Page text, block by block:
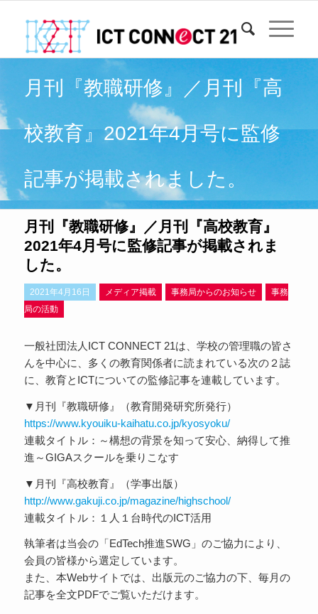
月刊『教職研修』／月刊『高
校教育』2021年4月号に監修
記事が掲載されました。
月刊『教職研修』／月刊『高校教育』
2021年4月号に監修記事が掲載されま
した。
2021年4月16日 メディア掲載 事務局からのお知らせ
事務
局の活動
一般社団法人ICT CONNECT 21は、学校の管理職の皆さ
んを中心に、多くの教育関係者に読まれている次の２誌
に、教育とICTについての監修記事を連載しています。
▼月刊『教職研修』（教育開発研究所発行）
https://www.kyouiku-kaihatu.co.jp/kyosyoku/
連載タイトル：～構想の背景を知って安心、納得して推
進～GIGAスクールを乗りこなす
▼月刊『高校教育』（学事出版）
http://www.gakuji.co.jp/magazine/highschool/
連載タイトル：１人１台時代のICT活用
執筆者は当会の「EdTech推進SWG」のご協力により、
会員の皆様から選定しています。
また、本Webサイトでは、出版元のご協力の下、毎月の
記事を全文PDFでご覧いただけます。